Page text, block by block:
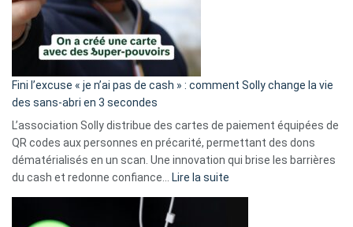
Fini l’excuse « je n’ai pas de cash » : comment Solly change la vie
des sans-abri en 3 secondes
L’association Solly distribue des cartes de paiement équipées de
QR codes aux personnes en précarité, permettant des dons
dématérialisés en un scan. Une innovation qui brise les barrières
du cash et redonne confiance… Lire la suite
Fini